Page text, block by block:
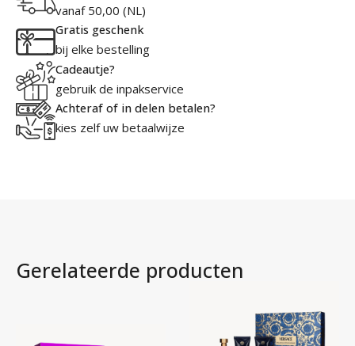
vanaf 50,00 (NL)
Gratis geschenk
bij elke bestelling
Cadeautje?
gebruik de inpakservice
Achteraf of in delen betalen?
kies zelf uw betaalwijze
Gerelateerde producten